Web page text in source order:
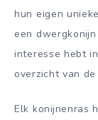
hun eigen
een
interesse hebt
overzicht van de
Elk konijnenras